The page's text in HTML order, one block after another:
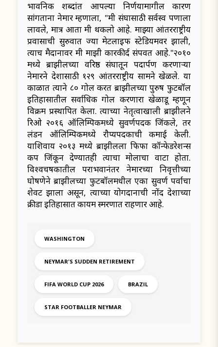
भावनिक शब्दांत आपल्या निर्णयामागील कारण
सांगताना नेमार म्हणाला, "मी संघासाठी सर्वस्व पणाला
लावले, मात्र आता मी थकलो आहे. माझ्या आंतरराष्ट्रीय
प्रवासाची सुरुवात ज्या मेटलाइफ स्टेडियमवर झाली,
त्याच मैदानावर मी माझी कारकीर्द संपवत आहे."२०१०
मध्ये ब्राझीलच्या वरिष्ठ संघातून पदार्पण करणाऱ्या
नेमारने देशासाठी १२९ आंतरराष्ट्रीय सामने खेळले. या
काळात त्याने ८० गोल करत ब्राझीलच्या पुरुष फुटबॉल
इतिहासातील सर्वाधिक गोल करणारा खेळाडू म्हणून
विक्रम प्रस्थापित केला. त्याच्या नेतृत्वाखाली ब्राझीलने
रिओ २०१६ ऑलिम्पिकमध्ये सुवर्णपदक जिंकले, तर
लंडन ऑलिम्पिकमध्ये रौप्यपदकाची कमाई केली.
याशिवाय २०१३ मध्ये ब्राझीलला फिफा कॉन्फेडरेशन्स
कप जिंकून देण्यातही त्याचा मोलाचा वाटा होता.
विश्वचषकातील पराभवानंतर नेमारच्या निवृत्तीच्या
घोषणेने ब्राझीलच्या फुटबॉलमधील एका सुवर्ण पर्वाचा
शेवट झाला असून, त्याच्या योगदानाची नोंद देशाच्या
क्रीडा इतिहासात कायम स्मरणात राहणार आहे.
WASHINGTON
NEYMAR'S SUDDEN RETIREMENT
FIFA WORLD CUP 2026 BRAZIL
STAR FOOTBALLER NEYMAR